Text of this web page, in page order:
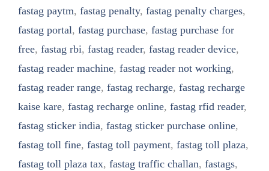
fastag paytm, fastag penalty, fastag penalty charges,
fastag portal, fastag purchase, fastag purchase for
free, fastag rbi, fastag reader, fastag reader device,
fastag reader machine, fastag reader not working,
fastag reader range, fastag recharge, fastag recharge
kaise kare, fastag recharge online, fastag rfid reader,
fastag sticker india, fastag sticker purchase online,
fastag toll fine, fastag toll payment, fastag toll plaza,
fastag toll plaza tax, fastag traffic challan, fastags,